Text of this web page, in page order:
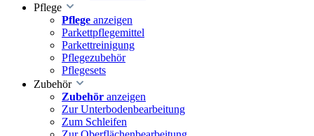
Pflege
Pflege anzeigen
Parkettpflegemittel
Parkettreinigung
Pflegezubehör
Pflegesets
Zubehör
Zubehör anzeigen
Zur Unterbodenbearbeitung
Zum Schleifen